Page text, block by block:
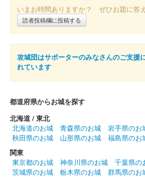
販売終了
令和5年12月16･17に開催されたお城EXPO
築城400年〜」のブースで販売された御城印
島原城 御城印
島原城 御城印
2022年4月〜2023年3月の土曜日をメインに
夜の陣」の参加者だけが購入できる御城印
日までだったが、その後も販売継続。
いまお時間ありますか？ ぜひお題に答
読者投稿欄に投稿する
攻城団はサポーターのみなさんのご支援
れています
都道府県からお城を探す
北海道 / 東北
北海道のお城
青森県のお城 岩手県のお
秋田県のお城
山形県のお城
福島県のお
関東
東京都のお城
神奈川県のお城 千葉県の
茨城県のお城
栃木県のお城
群馬県のお